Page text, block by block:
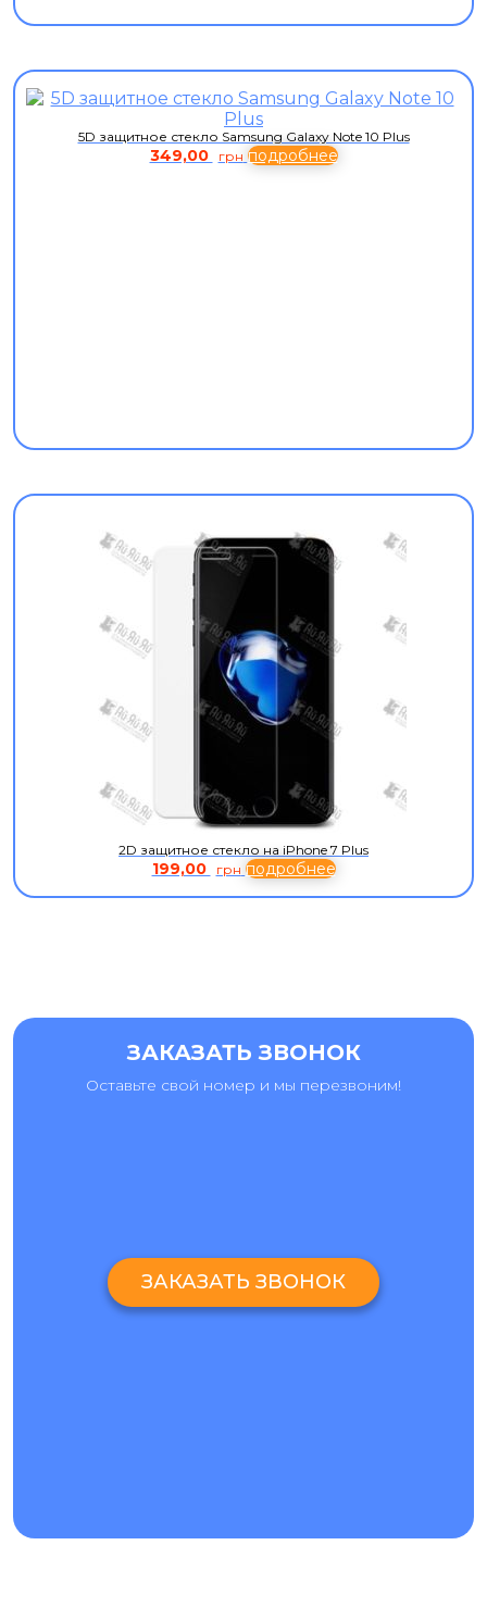
5D защитное стекло Samsung Galaxy Note 10 Plus
349,00 грн подробнее
2D защитное стекло на iPhone 7 Plus
199,00 грн подробнее
ЗАКАЗАТЬ ЗВОНОК
Оставьте свой номер и мы перезвоним!
ЗАКАЗАТЬ ЗВОНОК